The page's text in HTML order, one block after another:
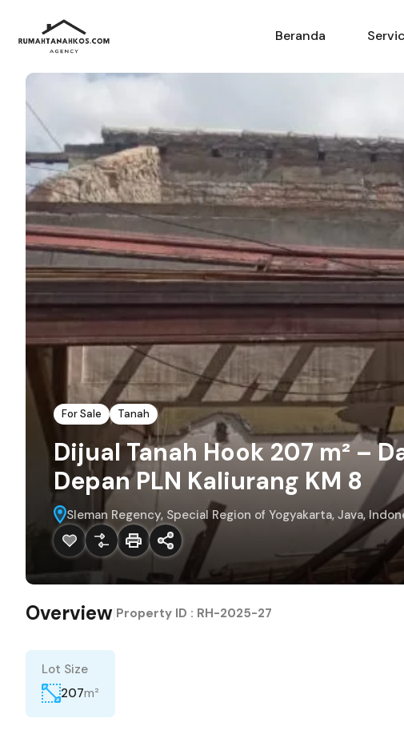
Beranda
For Sale Tanah
Dijual Tanah Hook 207 m² –
Depan PLN Kaliurang KM 8
Sleman Regency, Special Region of Yogyakarta, Java,
Overview Property ID : RH-2025-27
Lot Size
207m²